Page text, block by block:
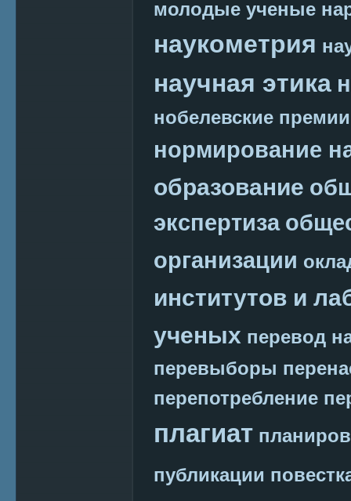
молодые ученые
наукометрия
научная этика
нобелевские премии
нормирование
образование
экспертиза
организации
институтов и
ученых перевод
перевыборы
перепотребление
плагиат
публикации